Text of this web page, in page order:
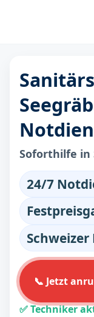
Soforthilfe in
24/7
📞 Jetzt
✅ Techniker